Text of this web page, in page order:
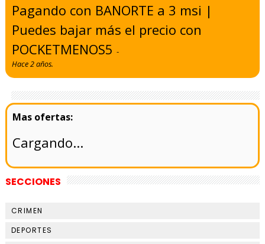
Pagando con BANORTE a 3 msi |
Puedes bajar más el precio con
POCKETMENOS5-
Hace 2 años.
Cargando...
SECCIONES
CRIMEN
DEPORTES